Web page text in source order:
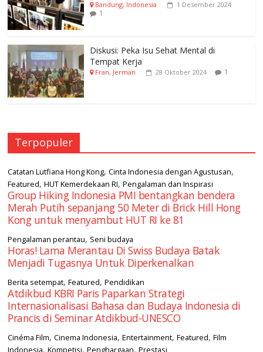
Bandung, Indonesia 1 Desember 2024
1
Diskusi: Peka Isu Sehat Mental di
Tempat Kerja
Fran, Jerman 28 Oktober 2024 1
Terpopuler
Catatan Lutfiana Hong Kong,Cinta Indonesia dengan Agustusan,
Featured,HUT Kemerdekaan RI,Pengalaman dan Inspirasi
Group Hiking Indonesia PMI bentangkan bendera
Merah Putih sepanjang 50 Meter di Brick Hill Hong
Kong untuk menyambut HUT RI ke 81
Pengalaman perantau, Seni budaya
Horas! Lama Merantau Di Swiss Budaya Batak
Menjadi Tugasnya Untuk Diperkenalkan
Berita setempat,Featured,Pendidikan
Atdikbud KBRI Paris Paparkan Strategi
Internasionalisasi Bahasa dan Budaya Indonesia di
Prancis di Seminar Atdikbud-UNESCO
Cinéma Film,Cinema Indonesia,Entertainment,Featured,Film
Indonesia,Kompetisi,Penghargaan,Prestasi